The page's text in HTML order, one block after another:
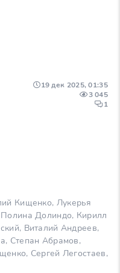
Кищенко, Лукерья
Долиндо, Кирилл
Виталий Андреев,
Степан Абрамов,
Сергей Легостаев,
19 дек 2025, 01:35
3 045
1